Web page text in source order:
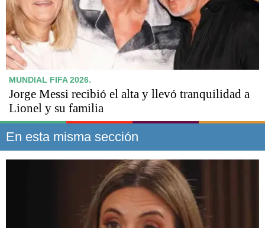
MUNDIAL FIFA 2026.
Jorge Messi recibió el alta y llevó tranquilidad a
Lionel y su familia
En esta misma sección